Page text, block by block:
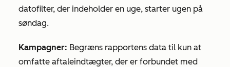
datofilter, der indeholder en uge, starter ugen på
søndag.
Kampagner: Begræns rapportens data til kun at
omfatte aftaleindtægter, der er forbundet med